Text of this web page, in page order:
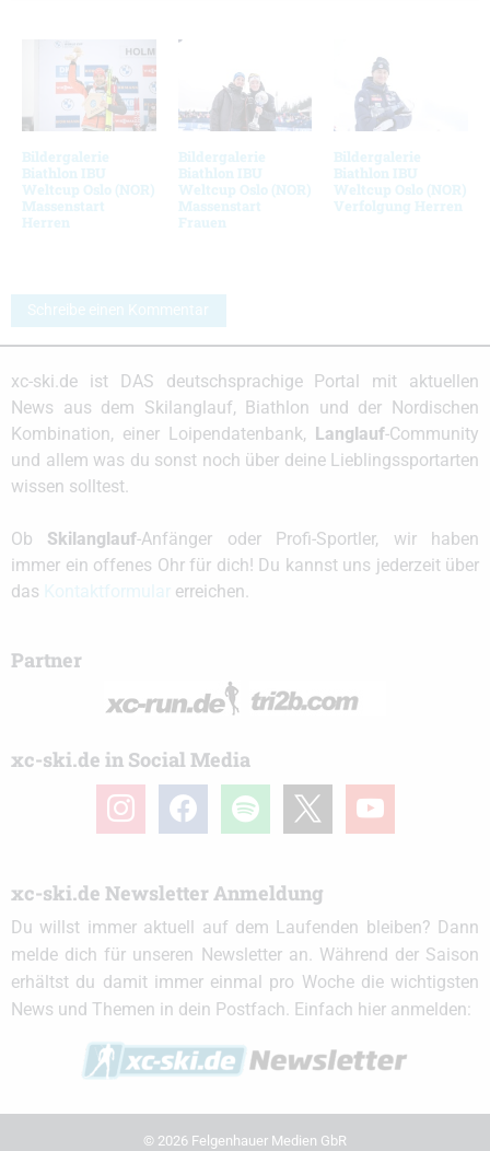
Bildergalerie
Biathlon IBU
Weltcup Oslo (NOR)
Massenstart
Herren
Bildergalerie
Biathlon IBU
Weltcup Oslo (NOR)
Massenstart
Frauen
Bildergalerie
Biathlon IBU
Weltcup Oslo (NOR)
Verfolgung Herren
Schreibe einen Kommentar
xc-ski.de ist DAS deutschsprachige Portal mit aktuellen
News aus dem Skilanglauf, Biathlon und der Nordischen
Kombination, einer Loipendatenbank,
Langlauf-Community
und allem was du sonst noch über deine Lieblingssportarten
wissen solltest.
Ob Skilanglauf-Anfänger oder Profi-Sportler, wir haben
immer ein offenes Ohr für dich! Du kannst uns jederzeit über
das
erreichen.
Partner
xc-ski.de in Social Media
instagramfacebook spotify youtube
xc-ski.de Newsletter Anmeldung
Du willst immer aktuell auf dem Laufenden bleiben? Dann
melde dich für unseren Newsletter an. Während der Saison
erhältst du damit immer einmal pro Woche die wichtigsten
News und Themen in dein Postfach. Einfach hier anmelden:
© 2026 Felgenhauer Medien GbR